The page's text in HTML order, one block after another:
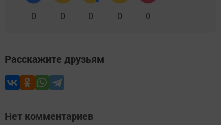
0 0 0 0 0
Расскажите друзьям
Нет комментариев